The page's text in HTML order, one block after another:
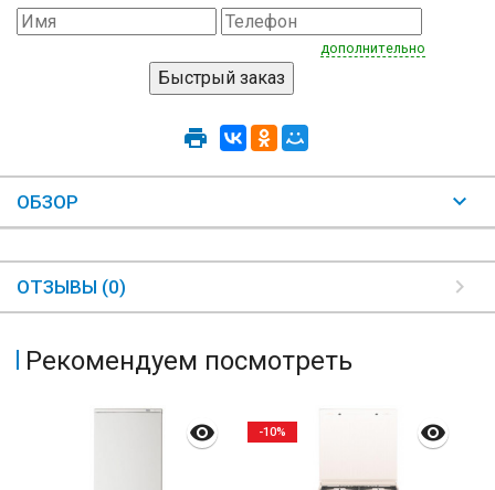
дополнительно
ОБЗОР
ОТЗЫВЫ (0)
Рекомендуем посмотреть
-10%